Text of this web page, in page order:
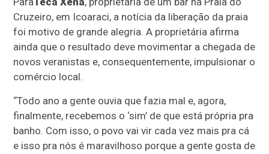
Cruzeiro, em Icoaraci, a notícia da liberação da praia
foi motivo de grande alegria. A proprietária afirma
ainda que o resultado deve movimentar a chegada de
novos veranistas e, consequentemente, impulsionar o
comércio local.
“Todo ano a gente ouvia que fazia mal e, agora,
finalmente, recebemos o ‘sim’ de que está própria pra
banho. Com isso, o povo vai vir cada vez mais pra cá
e isso pra nós é maravilhoso porque a gente gosta de